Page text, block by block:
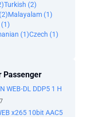
ألا تعتقد أنني
ذهبت إلى الأطباء
حسنًا، ربما يجب عليك
هل يمكنك القيادة
- لا تغضب مني. -
اجعلها سريعة، يا
- يا صاح، لديك
Turkish (2)
Malayalam (1)
(1)Czech (1)
Passenger
WEB-DL DDP5 1 H
x265 10bit AAC5